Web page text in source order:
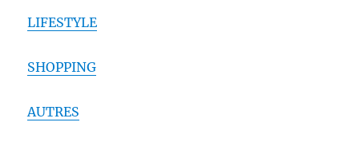
LIFESTYLE
SHOPPING
AUTRES